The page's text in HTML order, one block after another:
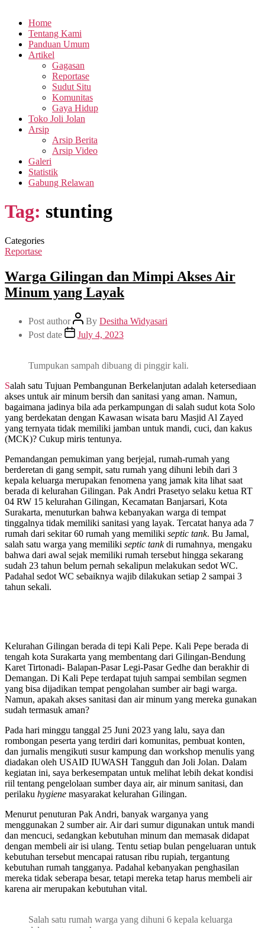
Home
Tentang Kami
Panduan Umum
Artikel
Gagasan
Reportase
Sudut Situ
Komunitas
Gaya Hidup
Toko Joli Jolan
Arsip
Arsip Berita
Arsip Video
Galeri
Statistik
Gabung Relawan
Tag: stunting
Categories
Reportase
Warga Gilingan dan Mimpi Akses Air
Minum yang Layak
Post author By Desitha Widyasari
Post date
July 4, 2023
Tumpukan sampah dibuang di pinggir kali.
Salah satu Tujuan Pembangunan Berkelanjutan adalah ketersediaan
akses untuk air minum bersih dan sanitasi yang aman. Namun,
bagaimana jadinya bila ada perkampungan di salah sudut kota Solo
yang berdekatan dengan Kawasan wisata baru Masjid Al Zayed
yang ternyata tidak memiliki jamban untuk mandi, cuci, dan kakus
(MCK)? Cukup miris tentunya.
Pemandangan pemukiman yang berjejal, rumah-rumah yang
berderetan di gang sempit, satu rumah yang dihuni lebih dari 3
kepala keluarga merupakan fenomena yang jamak kita lihat saat
berada di kelurahan Gilingan. Pak Andri Prasetyo selaku ketua RT
04 RW 15 kelurahan Gilingan, Kecamatan Banjarsari, Kota
Surakarta, menuturkan bahwa kebanyakan warga di tempat
tinggalnya tidak memiliki sanitasi yang layak. Tercatat hanya ada 7
rumah dari sekitar 60 rumah yang memiliki septic tank. Bu Jamal,
salah satu warga yang memiliki septic tankdi rumahnya, mengaku
bahwa dari awal sejak memiliki rumah tersebut hingga sekarang
sudah 23 tahun belum pernah sekalipun melakukan sedot WC.
Padahal sedot WC sebaiknya wajib dilakukan setiap 2 sampai 3
tahun sekali.
Kelurahan Gilingan berada di tepi Kali Pepe. Kali Pepe berada di
tengah kota Surakarta yang membentang dari Gilingan-Bendung
Karet Tirtonadi- Balapan-Pasar Legi-Pasar Gedhe dan berakhir di
Demangan. Di Kali Pepe terdapat tujuh sampai sembilan segmen
yang bisa dijadikan tempat pengolahan sumber air bagi warga.
Namun, apakah akses sanitasi dan air minum yang mereka gunakan
sudah termasuk aman?
Pada hari minggu tanggal 25 Juni 2023 yang lalu, saya dan
rombongan peserta yang terdiri dari komunitas, pembuat konten,
dan jurnalis mengikuti susur kampung dan workshop menulis yang
diadakan oleh USAID IUWASH Tangguh dan Joli Jolan. Dalam
kegiatan ini, saya berkesempatan untuk melihat lebih dekat kondisi
riil tentang pengelolaan sumber daya air, air minum sanitasi, dan
perilaku hygiene masyarakat kelurahan Gilingan.
Menurut penuturan Pak Andri, banyak warganya yang
menggunakan 2 sumber air. Air dari sumur digunakan untuk mandi
dan mencuci, sedangkan kebutuhan minum dan memasak didapat
dengan membeli air isi ulang. Tentu setiap bulan pengeluaran untuk
kebutuhan tersebut mencapai ratusan ribu rupiah, tergantung
kebutuhan rumah tangganya. Padahal kebanyakan penghasilan
mereka tidak seberapa besar, tetapi mereka tetap harus membeli air
karena air merupakan kebutuhan vital.
Salah satu rumah warga yang dihuni 6 kepala keluarga